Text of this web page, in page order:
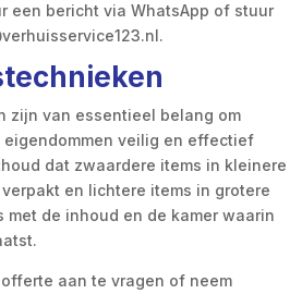
een bericht via WhatsApp of stuur
zijn van essentieel belang om
eigendommen veilig en effectief
dat zwaardere items in kleinere
en lichtere items in grotere
met de inhoud en de kamer waarin
aan te vragen of neem